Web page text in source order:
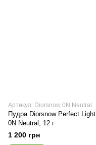
Артикул: Diorsnow 0N Neutral
Пудра Diorsnow Perfect Light,
0N Neutral, 12 г
1 200 грн